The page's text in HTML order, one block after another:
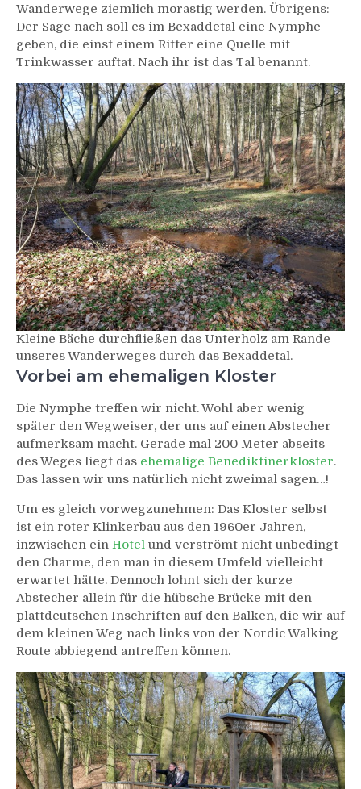
Wanderwege ziemlich morastig werden. Übrigens:
Der Sage nach soll es im Bexaddetal eine Nymphe
geben, die einst einem Ritter eine Quelle mit
Trinkwasser auftat. Nach ihr ist das Tal benannt.
Kleine Bäche durchfließen das Unterholz am Rande
unseres Wanderweges durch das Bexaddetal.
Vorbei am ehemaligen Kloster
Die Nymphe treffen wir nicht. Wohl aber wenig
später den Wegweiser, der uns auf einen Abstecher
aufmerksam macht. Gerade mal 200 Meter abseits
des Weges liegt das ehemalige Benediktinerkloster.
Das lassen wir uns natürlich nicht zweimal sagen…!
Um es gleich vorwegzunehmen: Das Kloster selbst
ist ein roter Klinkerbau aus den 1960er Jahren,
inzwischen ein Hotel und verströmt nicht unbedingt
den Charme, den man in diesem Umfeld vielleicht
erwartet hätte. Dennoch lohnt sich der kurze
Abstecher allein für die hübsche Brücke mit den
plattdeutschen Inschriften auf den Balken, die wir auf
dem kleinen Weg nach links von der Nordic Walking
Route abbiegend antreffen können.